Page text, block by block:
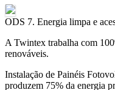
ODS 7. Energia limpa e
A Twintex trabalha com
renováveis.
Instalação de Painéis
produzem 75% da energia